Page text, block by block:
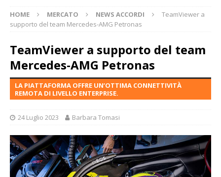
HOME MERCATO NEWS ACCORDI
TeamViewer a
supporto del team Mercedes-AMG Petronas
TeamViewer a supporto del team
Mercedes-AMG Petronas
LA PIATTAFORMA OFFRE UN’OTTIMA CONNETTIVITÀ
REMOTA DI LIVELLO ENTERPRISE.
24 Luglio 2023 Barbara Tomasi